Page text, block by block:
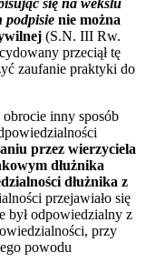
się na wekslu
podpisie nie można
(S.N. III Rw.
przeciął tę
zaufanie praktyki do
inny sposób
przez wierzyciela
dłużnika
dłużnika z
przejawiało się
był odpowiedzialny z
przy
powodu